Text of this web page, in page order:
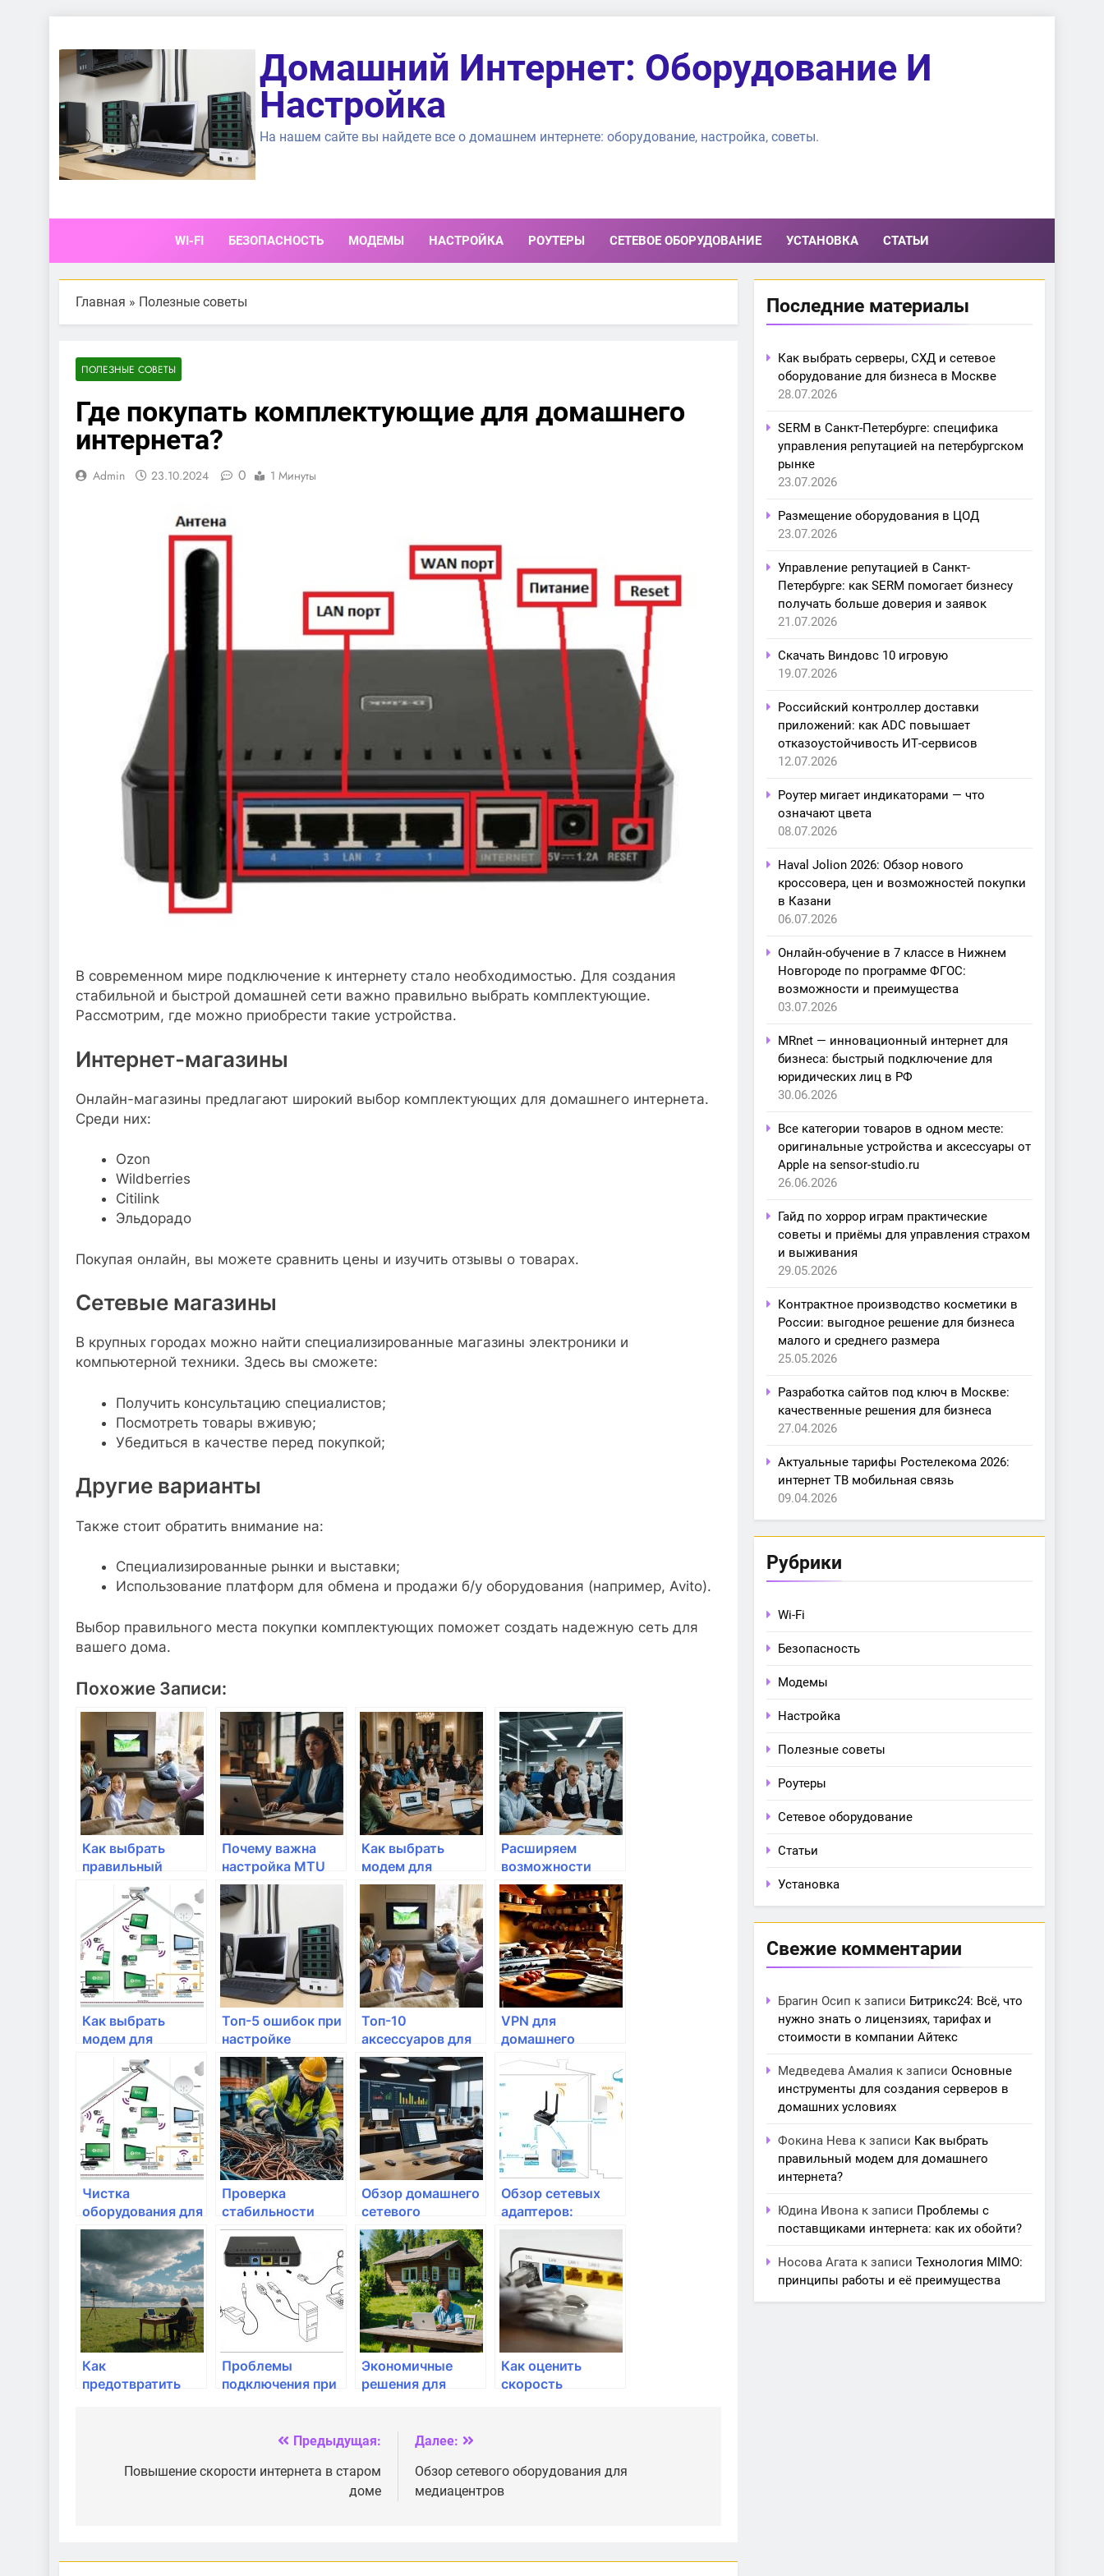
содержимому
Домашний Интернет: Оборудование И
Настройка
На нашем сайте вы найдете все о домашнем интернете: оборудование, настройка, советы.
WI-FI БЕЗОПАСНОСТЬ МОДЕМЫ НАСТРОЙКА РОУТЕРЫ СЕТЕВОЕ ОБОРУДОВАНИЕ УСТАНОВКА СТАТЬИ
Главная » Полезные советы
ПОЛЕЗНЫЕ СОВЕТЫ
Где покупать комплектующие для домашнего
интернета?
Admin 23.10.2024 0 1 Минуты
В современном мире подключение к интернету стало необходимостью. Для создания
стабильной и быстрой домашней сети важно правильно выбрать комплектующие.
Рассмотрим, где можно приобрести такие устройства.
Интернет-магазины
Онлайн-магазины предлагают широкий выбор комплектующих для домашнего интернета.
Среди них:
Ozon
Wildberries
Citilink
Эльдорадо
Покупая онлайн, вы можете сравнить цены и изучить отзывы о товарах.
Сетевые магазины
В крупных городах можно найти специализированные магазины электроники и
компьютерной техники. Здесь вы сможете:
Получить консультацию специалистов;
Посмотреть товары вживую;
Убедиться в качестве перед покупкой;
Другие варианты
Также стоит обратить внимание на:
Специализированные рынки и выставки;
Использование платформ для обмена и продажи б/у оборудования (например, Avito).
Выбор правильного места покупки комплектующих поможет создать надежную сеть для
вашего дома.
Похожие Записи:
Как выбрать
правильный
модем для
домашнего
интернета?
Почему важна
настройка MTU
для домашнего
интернета?
Как выбрать
модем для
домашнего
интернета
Расширяем
возможности
домашнего
интернета с
помощью Wi-Fi
Как выбрать
модем для
домашнего
интернета
Топ-5 ошибок при
настройке
домашнего
интернета
Топ-10
аксессуаров для
домашнего
интернета
VPN для
домашнего
интернета: зачем
он нужен?
Чистка
оборудования для
домашнего
интернета
Проверка
стабильности
интернета:
практические
рекомендации
Обзор домашнего
сетевого
оборудования для
геймеров
Обзор сетевых
адаптеров:
внутренние и
внешние варианты
Как
предотвратить
Проблемы
подключения при
Экономичные
решения для
Как оценить
скорость
Предыдущая:
Повышение скорости интернета в старом
доме
Далее:
Обзор сетевого оборудования для
медиацентров
Последние материалы
Как выбрать серверы, СХД и сетевое
оборудование для бизнеса в Москве
28.07.2026
SERM в Санкт-Петербурге: специфика
управления репутацией на петербургском
рынке
23.07.2026
Размещение оборудования в ЦОД
23.07.2026
Управление репутацией в Санкт-
Петербурге: как SERM помогает бизнесу
получать больше доверия и заявок
21.07.2026
Скачать Виндовс 10 игровую
19.07.2026
Российский контроллер доставки
приложений: как ADC повышает
отказоустойчивость ИТ-сервисов
12.07.2026
Роутер мигает индикаторами — что
означают цвета
08.07.2026
Haval Jolion 2026: Обзор нового
кроссовера, цен и возможностей покупки
в Казани
06.07.2026
Онлайн-обучение в 7 классе в Нижнем
Новгороде по программе ФГОС:
возможности и преимущества
03.07.2026
MRnet — инновационный интернет для
бизнеса: быстрый подключение для
юридических лиц в РФ
30.06.2026
Все категории товаров в одном месте:
оригинальные устройства и аксессуары от
Apple на sensor-studio.ru
26.06.2026
Гайд по хоррор играм практические
советы и приёмы для управления страхом
и выживания
29.05.2026
Контрактное производство косметики в
России: выгодное решение для бизнеса
малого и среднего размера
25.05.2026
Разработка сайтов под ключ в Москве:
качественные решения для бизнеса
27.04.2026
Актуальные тарифы Ростелекома 2026:
интернет ТВ мобильная связь
09.04.2026
Рубрики
Wi-Fi
Безопасность
Модемы
Настройка
Полезные советы
Роутеры
Сетевое оборудование
Статьи
Установка
Свежие комментарии
Брагин Осип к записи Битрикс24: Всё, что
нужно знать о лицензиях, тарифах и
стоимости в компании Айтекс
Медведева Амалия к записи Основные
инструменты для создания серверов в
домашних условиях
Фокина Нева к записи Как выбрать
правильный модем для домашнего
интернета?
Юдина Ивона к записи Проблемы с
поставщиками интернета: как их обойти?
Носова Агата к записи Технология MIMO:
принципы работы и её преимущества